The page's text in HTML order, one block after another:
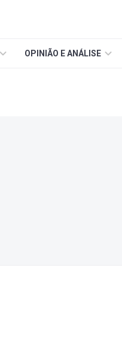
OPINIÃO E ANÁLISE